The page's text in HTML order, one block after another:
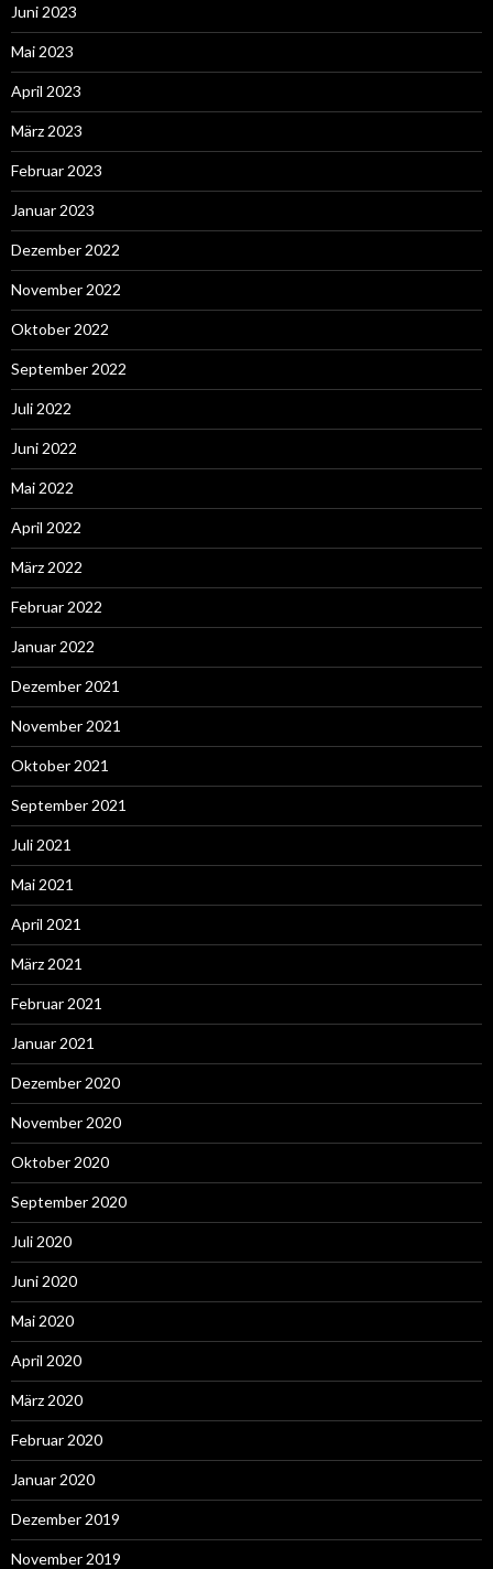
Juni 2023
Mai 2023
April 2023
März 2023
Februar 2023
Januar 2023
Dezember 2022
November 2022
Oktober 2022
September 2022
Juli 2022
Juni 2022
Mai 2022
April 2022
März 2022
Februar 2022
Januar 2022
Dezember 2021
November 2021
Oktober 2021
September 2021
Juli 2021
Mai 2021
April 2021
März 2021
Februar 2021
Januar 2021
Dezember 2020
November 2020
Oktober 2020
September 2020
Juli 2020
Juni 2020
Mai 2020
April 2020
März 2020
Februar 2020
Januar 2020
Dezember 2019
November 2019